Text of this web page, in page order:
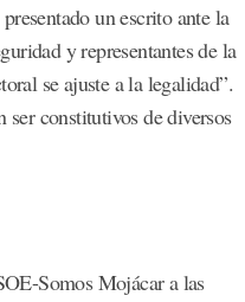
un escrito ante la
y representantes de la
se ajuste a la legalidad”.
ser constitutivos de diversos
Somos Mojácar a las